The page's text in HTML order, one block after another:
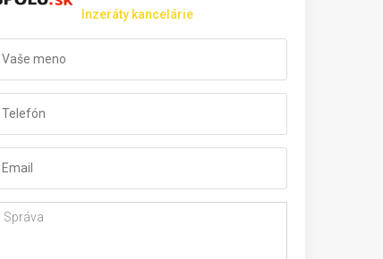
Inzeráty kancelárie